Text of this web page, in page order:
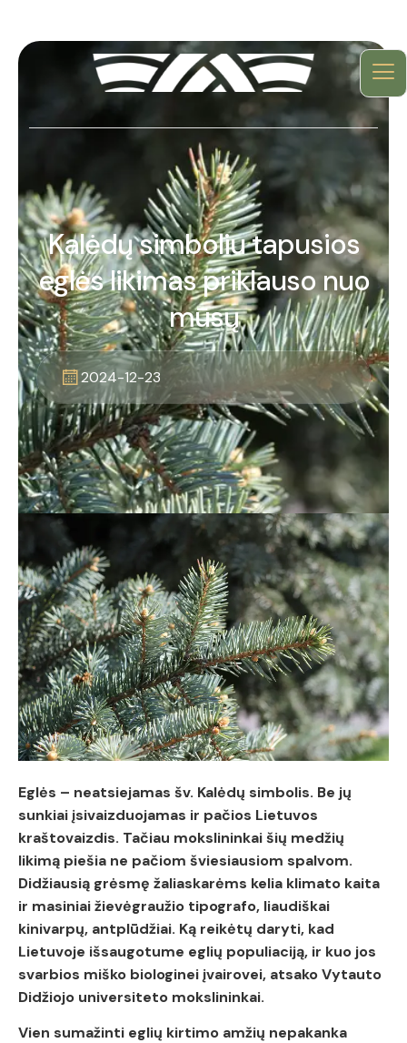
Kalėdų simboliu tapusios
eglės likimas priklauso nuo
mūsų
2024-12-23
Eglės – neatsiejamas šv. Kalėdų simbolis. Be jų
sunkiai įsivaizduojamas ir pačios Lietuvos
kraštovaizdis. Tačiau mokslininkai šių medžių
likimą piešia ne pačiom šviesiausiom spalvom.
Didžiausią grėsmę žaliaskarėms kelia klimato kaita
ir masiniai žievėgraužio tipografo, liaudiškai
kinivarpų, antplūdžiai. Ką reikėtų daryti, kad
Lietuvoje išsaugotume eglių populiaciją, ir kuo jos
svarbios miško biologinei įvairovei, atsako Vytauto
Didžiojo universiteto mokslininkai.
Vien sumažinti eglių kirtimo amžių nepakanka